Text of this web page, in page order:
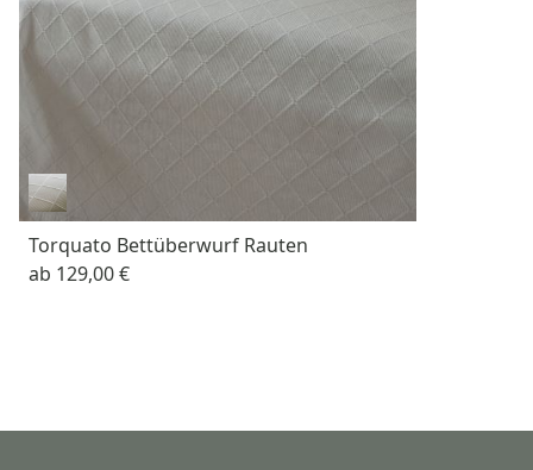
Torquato Bettüberwurf Rauten
ab 129,00 €